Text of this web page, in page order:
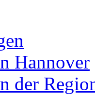
Hannover
der